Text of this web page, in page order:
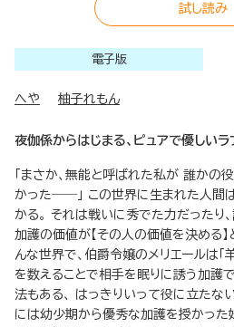
試し読み
電子版
へや 柚子れもん
夜伽係からはじまる、ピュアで優しいラ
「まさか、無能と呼ばれた私が 誰かの
かった――」 この世界に生まれた人間
かる。 それは戦いに秀でた力だったり
加護の価値が【その人の価値を決める
んな世界で、伯爵令嬢のメリエールは「
を数えることで相手を眠りに誘う加護
法もある、 はっきりいって役に立たな
には幼少期から優秀な加護を授かった